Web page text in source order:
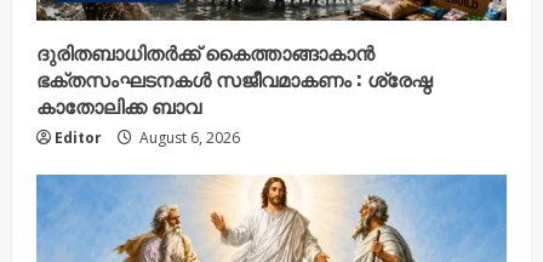
ദുരിതബാധിതർക്ക് കൈത്താങ്ങാകാൻ
ഭക്തസംഘടനകൾ സജീവമാകണം : ശ്രേഷ്ഠ
കാതോലിക്ക ബാവ
Editor August 6, 2026